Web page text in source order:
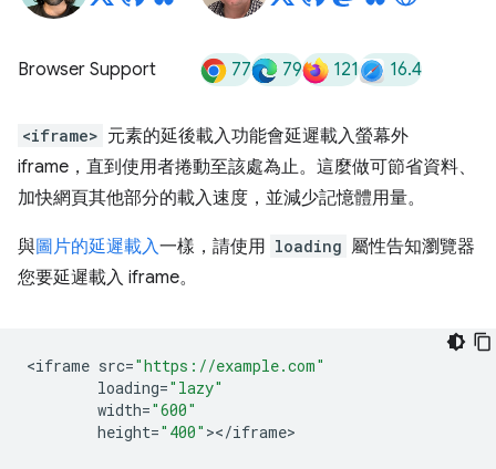
Browser Support 77 79 121 16.4
<iframe> 元素的延後載入功能會延遲載入螢幕外
iframe，直到使用者捲動至該處為止。這麼做可節省資料、
加快網頁其他部分的載入速度，並減少記憶體用量。
與圖片的延遲載入一樣，請使用 loading 屬性告知瀏覽器
您要延遲載入 iframe。
<iframe src="https://example.com"
loading="lazy"
width="600"
height="400" ></iframe